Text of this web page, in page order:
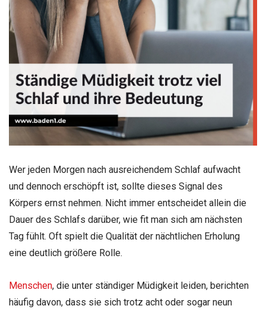
Wer jeden Morgen nach ausreichendem Schlaf aufwacht
und dennoch erschöpft ist, sollte dieses Signal des
Körpers ernst nehmen. Nicht immer entscheidet allein die
Dauer des Schlafs darüber, wie fit man sich am nächsten
Tag fühlt. Oft spielt die Qualität der nächtlichen Erholung
eine deutlich größere Rolle.
Menschen, die unter ständiger Müdigkeit leiden, berichten
häufig davon, dass sie sich trotz acht oder sogar neun